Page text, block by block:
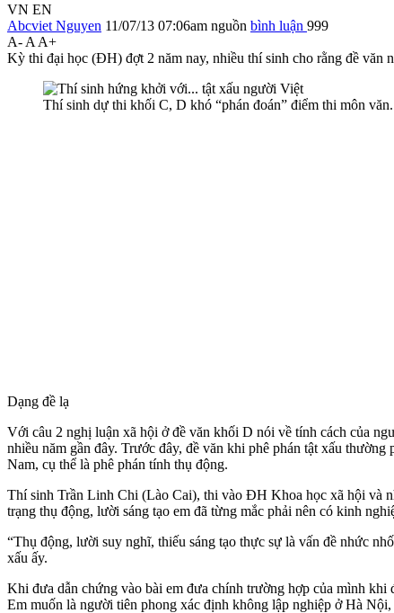
VN EN
Abcviet Nguyen 11/07/13 07:06am nguồn bình luận 999
A- A A+
Kỳ thi đại học (ĐH) đợt 2 năm nay, nhiều thí sinh cho rằng đề văn
Thí sinh dự thi khối C, D khó “phán đoán” điểm thi môn văn.
Dạng đề lạ
Với câu 2 nghị luận xã hội ở đề văn khối D nói về tính cách của
nhiều năm gần đây. Trước đây, đề văn khi phê phán tật xấu
Nam, cụ thể là phê phán tính thụ động.
Thí sinh Trần Linh Chi (Lào Cai), thi vào ĐH Khoa học xã hội và
trạng thụ động, lười sáng tạo em đã từng mắc phải nên có kinh
“Thụ động, lười suy nghĩ, thiếu sáng tạo thực sự là vấn đề nhức
xấu ấy.
Khi đưa dẫn chứng vào bài em đưa chính trường hợp của mình
Em muốn là người tiên phong xác định không lập nghiệp ở Hà